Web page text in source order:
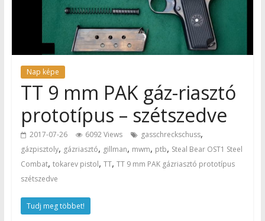
Nap képe
TT 9 mm PAK gáz-riasztó
prototípus – szétszedve
2017-07-26 6092 Views gasschreckschuss,
gázpisztoly, gázriasztó, gillman, mwm, ptb, Steal Bear OST1 Steel
Combat, tokarev pistol, TT, TT 9 mm PAK gázriasztó prototípus
szétszedve
Tudj meg többet!